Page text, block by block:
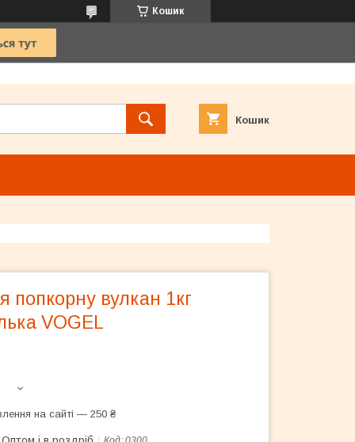
Кошик
Кошик
попкорну вулкан 1кг
VOGEL
на сайті — 250 ₴